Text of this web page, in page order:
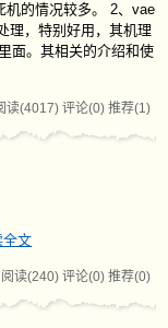
机的情况较多。 2、vae
理，特别好用，其机理
面。其相关的介绍和使
读(4017) 评论(0) 推荐(1)
全文
阅读(240) 评论(0) 推荐(0)